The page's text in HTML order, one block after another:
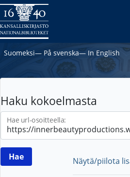
Suomeksi― På svenska― In English
Haku kokoelmasta
Hae url-osoitteella:
Näytä/piilota